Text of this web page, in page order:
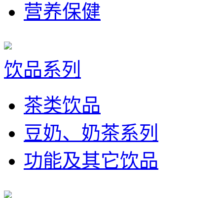
营养保健
饮品系列
茶类饮品
豆奶、奶茶系列
功能及其它饮品